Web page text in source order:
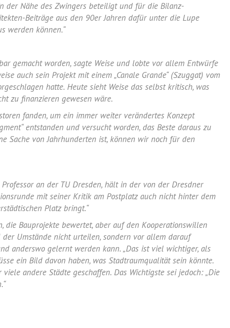
der Nähe des Zwingers beteiligt und für die Bilanz-
Beiträge aus den 90er Jahren dafür unter die Lupe
werden können.“
gemacht worden, sagte Weise und lobte vor allem Entwürfe
auch sein Projekt mit einem „Canale Grande“ (Szuggat) vom
hatte. Heute sieht Weise das selbst kritisch, was
zu finanzieren gewesen wäre.
fanden, um ein immer weiter verändertes Konzept
entstanden und versucht worden, das Beste daraus zu
Sache von Jahrhunderten ist, können wir noch für den
an der TU Dresden, hält in der von der Dresdner
mit seiner Kritik am Postplatzauch nicht hinter dem
Platz bringt.“
, die Bauprojekte bewertet, aber auf den Kooperationswillen
Umstände nicht urteilen, sondern vor allem darauf
anderswo gelernt werden kann. „Das ist viel wichtiger, als
ein Bild davon haben, was Stadtraumqualität sein könnte.
andere Städte geschaffen. Das Wichtigste sei jedoch: „Die